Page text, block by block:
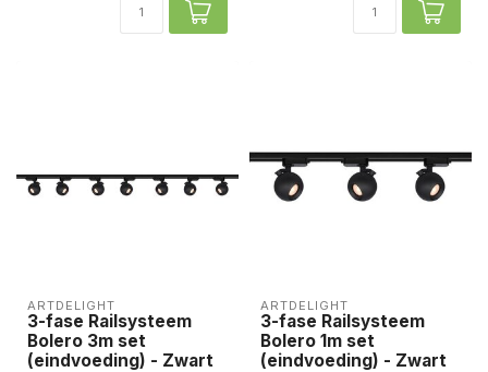
ARTDELIGHT
3-fase Railsysteem
Bolero 3m set
(eindvoeding) - Zwart
ARTDELIGHT
3-fase Railsysteem
Bolero 1m set
(eindvoeding) - Zwart